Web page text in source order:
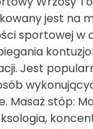
jest na
sportowej w
Jest
Masaż stóp: